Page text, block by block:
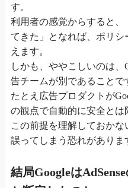
す。
利用者の感覚からすると
てきた」となれば、ポリ
えます。
しかも、ややこしいのは
告チームが別であることで
たとえ広告プロダクトが
の観点で自動的に安全とは
この前提を理解しておか
誤ってしまう恐れがありま
結局Googleは